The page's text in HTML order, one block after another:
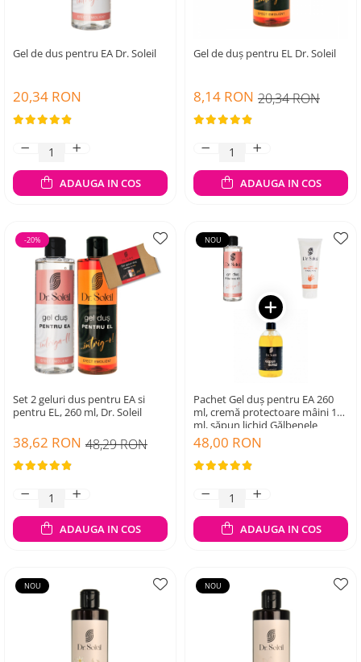
Gel de dus pentru EA Dr. Soleil
20,34 RON
ADAUGA IN COS
Gel de duș pentru EL Dr. Soleil
20,34 RON
8,14 RON
ADAUGA IN COS
-20%
Set 2 geluri dus pentru EA si
pentru EL, 260 ml, Dr. Soleil
48,29 RON
38,62 RON
ADAUGA IN COS
NOU
Pachet Gel duș pentru EA 260
ml, cremă protectoare mâini 100
ml, săpun lichid Gălbenele
300ml Dr. Soleil
48,00 RON
ADAUGA IN COS
NOU NOU